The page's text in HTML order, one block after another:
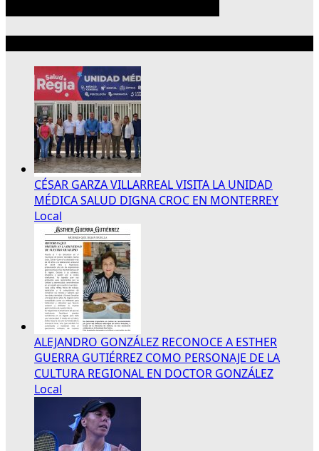
CÉSAR GARZA VILLARREAL VISITA LA UNIDAD
MÉDICA SALUD DIGNA CROC EN MONTERREY
Local
ALEJANDRO GONZÁLEZ RECONOCE A ESTHER
GUERRA GUTIÉRREZ COMO PERSONAJE DE LA
CULTURA REGIONAL EN DOCTOR GONZÁLEZ
Local